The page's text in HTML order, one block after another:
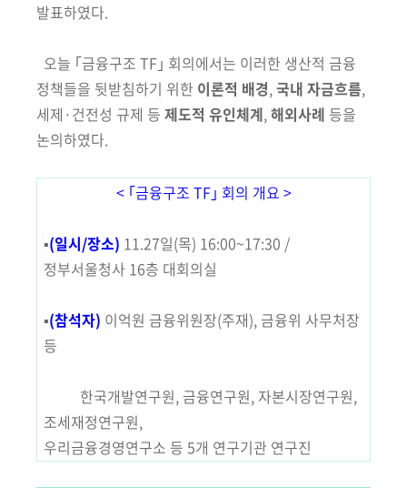
발표하였다.
오늘 ｢금융구조 TF｣ 회의에서는 이러한 생산적 금융
정책들을 뒷받침하기 위한 이론적 배경,국내 자금흐름,
세제·건전성 규제 등 제도적 유인체계,해외사례 등을
논의하였다.
< ｢금융구조 TF｣ 회의 개요 >
▪(일시/장소) 11.27일(목) 16:00~17:30 /
정부서울청사 16층 대회의실
▪(참석자) 이억원 금융위원장(주재), 금융위 사무처장
등
한국개발연구원, 금융연구원, 자본시장연구원,
조세재정연구원,
우리금융경영연구소 등 5개 연구기관 연구진